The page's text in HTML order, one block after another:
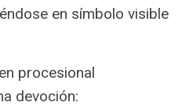
en símbolo visible
procesional
devoción: